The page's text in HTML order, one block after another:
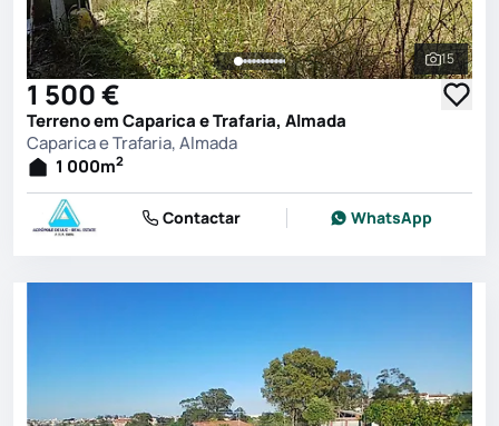
Ver
15
1 500 €
Terreno em Caparica e Trafaria, Almada
Caparica e Trafaria, Almada
1 000m2
Contactar WhatsApp